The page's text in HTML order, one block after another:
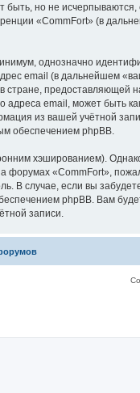
быть, но не
«CommFort» (в
однозначно
email (в дальнейшем
предоставляющей
адреса email, может быть
из вашей учётной
обеспечением phpBB.
хэшированием).
форумах «CommFort»,
В случае, если вы
phpBB. Вам
записи.